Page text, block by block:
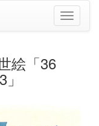
ナ
ビ
絵「36